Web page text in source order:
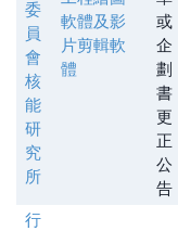
委
員
會
核
能
研
究
所
軟體及影
片剪輯軟
體
或
企
劃
書
更
正
公
告
行